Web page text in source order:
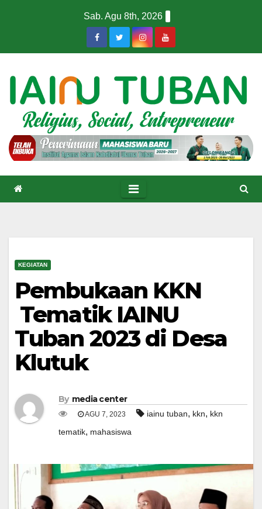
Sab. Agu 8th, 2026
KEGIATAN
Pembukaan KKN
Tematik IAINU
Tuban 2023 di Desa
Klutuk
By media center
AGU 7, 2023 iainu tuban, kkn, kkn
tematik, mahasiswa